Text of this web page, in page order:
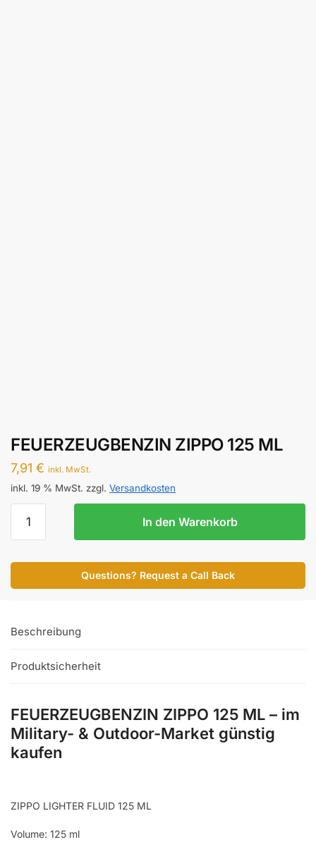
FEUERZEUGBENZIN ZIPPO 125 ML
7,91 € inkl. MwSt.
inkl. 19 % MwSt. zzgl. Versandkosten
ZIPPO
ML
In den Warenkorb
Questions? Request a Call Back
Beschreibung
Produktsicherheit
FEUERZEUGBENZIN ZIPPO 125 ML – im
Military- & Outdoor-Market günstig
kaufen
ZIPPO LIGHTER FLUID 125 ML
Volume: 125 ml